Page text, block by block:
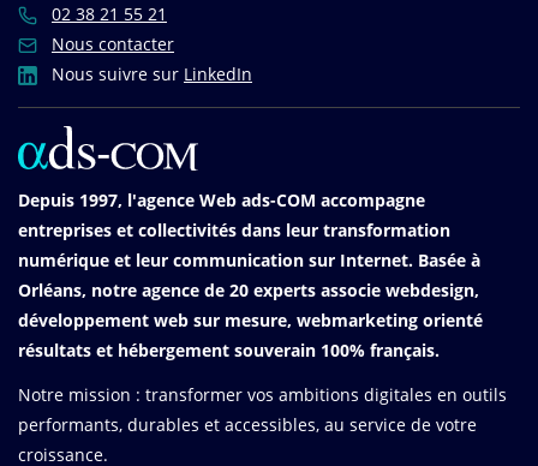
02 38 21 55 21
Nous contacter
Nous suivre sur LinkedIn
Depuis 1997, l'agence Web ads-COM accompagne
entreprises et collectivités dans leur transformation
numérique et leur communication sur Internet. Basée à
Orléans, notre agence de 20 experts associe webdesign,
développement web sur mesure, webmarketing orienté
résultats et hébergement souverain 100% français.
Notre mission : transformer vos ambitions digitales en outils
performants, durables et accessibles, au service de votre
croissance.